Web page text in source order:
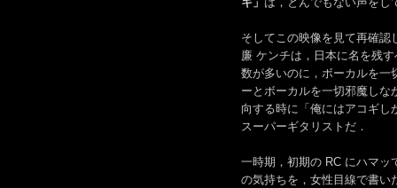
そしてこの映像を見て再確認
廉 ケンチは，日本に名を残
数が多いのに，ボーカルを一
ーとボーカルを一切邪魔しな
向する時に「俺にはアコギし
スーパーギタリストだ．
一時期，初期の RC にハマッ
の気持ちを，女性目線で書い